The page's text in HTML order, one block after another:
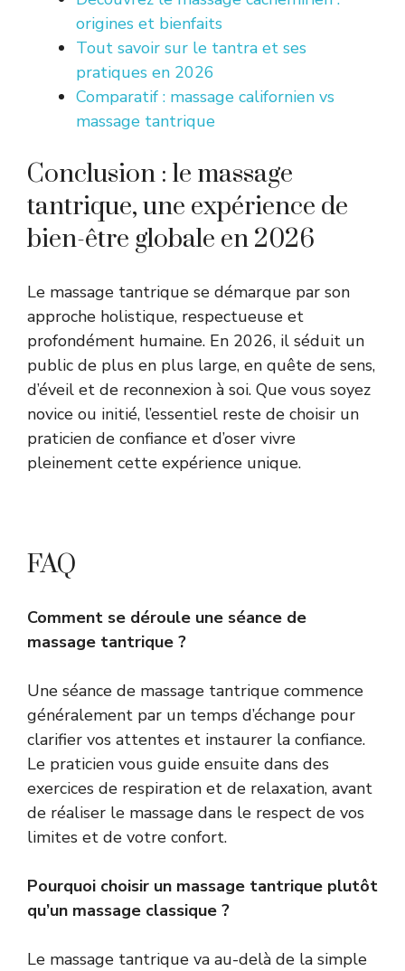
origines et bienfaits
Tout savoir sur le tantra et ses
pratiques en 2026
Comparatif : massage californien vs
massage tantrique
Conclusion : le massage
tantrique, une expérience de
bien-être globale en 2026
Le massage tantrique se démarque par son
approche holistique, respectueuse et
profondément humaine. En 2026, il séduit un
public de plus en plus large, en quête de sens,
d’éveil et de reconnexion à soi. Que vous soyez
novice ou initié, l’essentiel reste de choisir un
praticien de confiance et d’oser vivre
pleinement cette expérience unique.
FAQ
Comment se déroule une séance de
massage tantrique ?
Une séance de massage tantrique commence
généralement par un temps d’échange pour
clarifier vos attentes et instaurer la confiance.
Le praticien vous guide ensuite dans des
exercices de respiration et de relaxation, avant
de réaliser le massage dans le respect de vos
limites et de votre confort.
Pourquoi choisir un massage tantrique plutôt
qu’un massage classique ?
Le massage tantrique va au-delà de la simple